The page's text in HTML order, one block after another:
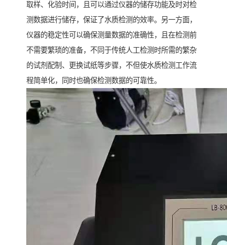
取样、化验时间，且可以通过仪器的储存功能及时对检
测数据进行储存，保证了水质检测的效率。另一方面，
仪器的稳定性可以确保测量数据的准确性，且在检测前
不需要繁琐的准备，不同于传统人工检测时所需的繁杂
的试剂配制、更换试纸等步骤，不但使水质检测工作流
程简单化，同时也确保检测数据的可靠性。